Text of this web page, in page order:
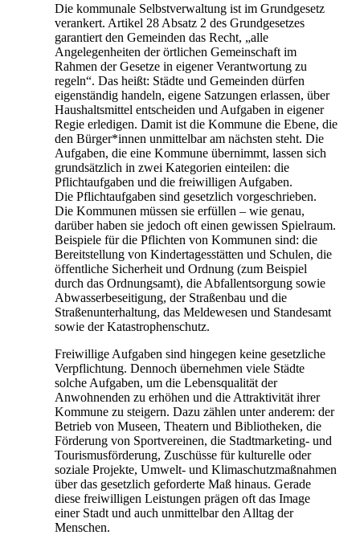
Die kommunale Selbstverwaltung ist im Grundgesetz
verankert. Artikel 28 Absatz 2 des Grundgesetzes
garantiert den Gemeinden das Recht, „alle
Angelegenheiten der örtlichen Gemeinschaft im
Rahmen der Gesetze in eigener Verantwortung zu
regeln“. Das heißt: Städte und Gemeinden dürfen
eigenständig handeln, eigene Satzungen erlassen, über
Haushaltsmittel entscheiden und Aufgaben in eigener
Regie erledigen. Damit ist die Kommune die Ebene, die
den Bürger*innen unmittelbar am nächsten steht. Die
Aufgaben, die eine Kommune übernimmt, lassen sich
grundsätzlich in zwei Kategorien einteilen: die
Pflichtaufgaben und die freiwilligen Aufgaben.
Die Pflichtaufgaben sind gesetzlich vorgeschrieben.
Die Kommunen müssen sie erfüllen – wie genau,
darüber haben sie jedoch oft einen gewissen Spielraum.
Beispiele für die Pflichten von Kommunen sind: die
Bereitstellung von Kindertagesstätten und Schulen, die
öffentliche Sicherheit und Ordnung (zum Beispiel
durch das Ordnungsamt), die Abfallentsorgung sowie
Abwasserbeseitigung, der Straßenbau und die
Straßenunterhaltung, das Meldewesen und Standesamt
sowie der Katastrophenschutz.
Freiwillige Aufgaben sind hingegen keine gesetzliche
Verpflichtung. Dennoch übernehmen viele Städte
solche Aufgaben, um die Lebensqualität der
Anwohnenden zu erhöhen und die Attraktivität ihrer
Kommune zu steigern. Dazu zählen unter anderem: der
Betrieb von Museen, Theatern und Bibliotheken, die
Förderung von Sportvereinen, die Stadtmarketing- und
Tourismusförderung, Zuschüsse für kulturelle oder
soziale Projekte, Umwelt- und Klimaschutzmaßnahmen
über das gesetzlich geforderte Maß hinaus. Gerade
diese freiwilligen Leistungen prägen oft das Image
einer Stadt und auch unmittelbar den Alltag der
Menschen.